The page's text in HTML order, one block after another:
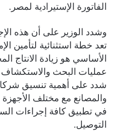
الفاتورة الإستيرادية لمصر.
وشدد الوزير على أن هذه
تعد خطة استثنائية لتأمين
الأساسي هو زيادة الانتاج
عمليات البحث والاستكشاف
شدد على أهمية تنسيق
والمصانع مع مختلف الأجهزة
في تطبيق كافة إجراءات
التوصيل.